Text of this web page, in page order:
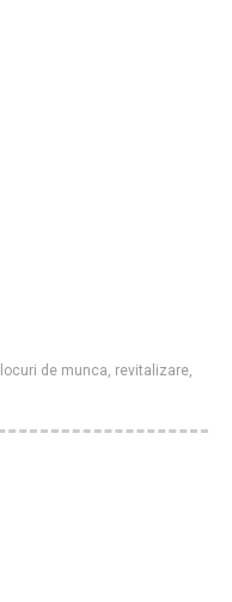
locuri de munca, revitalizare,